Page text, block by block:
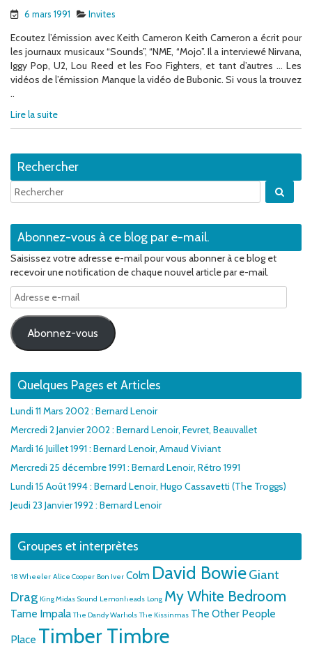
6 mars 1991 Invites
Ecoutez l’émission avec Keith Cameron Keith Cameron a écrit pour
les journaux musicaux “Sounds”, “NME, “Mojo”. Il a interviewé Nirvana,
Iggy Pop, U2, Lou Reed et les Foo Fighters, et tant d’autres … Les
vidéos de l’émission Manque la vidéo de Bubonic. Si vous la trouvez
..
Lire la suite
Rechercher
Abonnez-vous à ce blog par e-mail.
Saisissez votre adresse e-mail pour vous abonner à ce blog et
recevoir une notification de chaque nouvel article par e-mail.
Adresse
e-
mail
Abonnez-vous
Quelques Pages et Articles
Lundi 11 Mars 2002 : Bernard Lenoir
Mercredi 2 Janvier 2002 : Bernard Lenoir, Fevret, Beauvallet
Mardi 16 Juillet 1991 : Bernard Lenoir, Arnaud Viviant
Mercredi 25 décembre 1991 : Bernard Lenoir, Rétro 1991
Lundi 15 Août 1994 : Bernard Lenoir, Hugo Cassavetti (The Troggs)
Jeudi 23 Janvier 1992 : Bernard Lenoir
Groupes et interprètes
18 Wheeler Alice Cooper Bon Iver Colm David BowieGiant
Drag King Midas Sound Lemonheads Long My White Bedroom
Tame Impala The Dandy Warhols The Kissinmas The Other People
Place Timber Timbre